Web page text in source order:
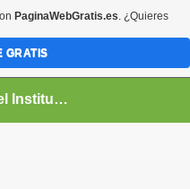
Centenario del Instituto Nacional de Panamá
PaginaWebGratis.es. ¿Quieres
GRATIS